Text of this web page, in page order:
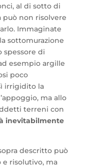
al di sotto di
non risolvere
Immaginate
sottomurazione
spessore di
esempio argille
poco
irrigidito la
ma allo
terreni con
inevitabilmente
descritto può
risolutivo, ma